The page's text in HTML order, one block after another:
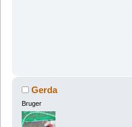
Gerda
Bruger